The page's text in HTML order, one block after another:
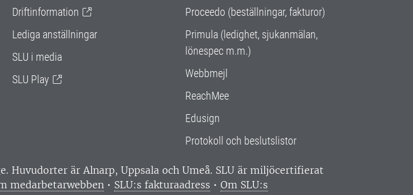
Driftinformation
Lediga anställningar
SLU i media
SLU Play
Proceedo (beställningar, fakturor)
Primula (ledighet, sjukanmälan,
lönespec m.m.)
Webbmejl
ReachMee
Edusign
Protokoll och beslutslistor
Huvudorter är Alnarp, Uppsala och Umeå. SLU är miljöcertifierat
medarbetarwebben • SLU:s fakturaadress • Om SLU:s